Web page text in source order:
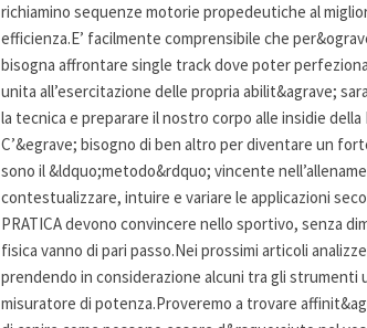
richiamino sequenze motorie propedeutiche al
efficienza.E’ facilmente comprensibile che
bisogna affrontare single track dove poter
unita all’esercitazione delle propria abilit&agrave;
la tecnica e preparare il nostro corpo alle insidie
C’&egrave; bisogno di ben altro per diventare un
sono il &ldquo;metodo&rdquo; vincente
contestualizzare, intuire e variare le applicazioni
PRATICA devono convincere nello sportivo, senza
fisica vanno di pari passo.Nei prossimi articoli
prendendo in considerazione alcuni tra gli
misuratore di potenza.Proveremo a trovare